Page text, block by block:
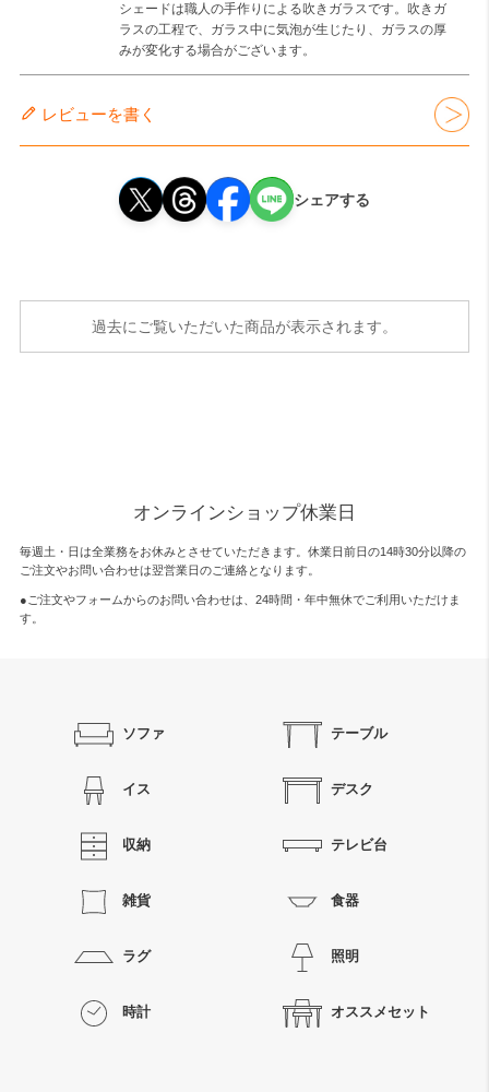
シェードは職人の手作りによる吹きガラスです。吹きガ
ラスの工程で、ガラス中に気泡が生じたり、ガラスの厚
みが変化する場合がございます。
レビューを書く
シェアする
過去にご覧いただいた商品が表示されます。
オンラインショップ休業日
毎週土・日は全業務をお休みとさせていただきます。休業日前日の14時30分以降の
ご注文やお問い合わせは翌営業日のご連絡となります。
●ご注文やフォームからのお問い合わせは、 24時間・年中無休でご利用いただけま
す。
ソファ テーブル
イス デスク
収納 テレビ台
雑貨 食器
ラグ 照明
時計 オススメセット